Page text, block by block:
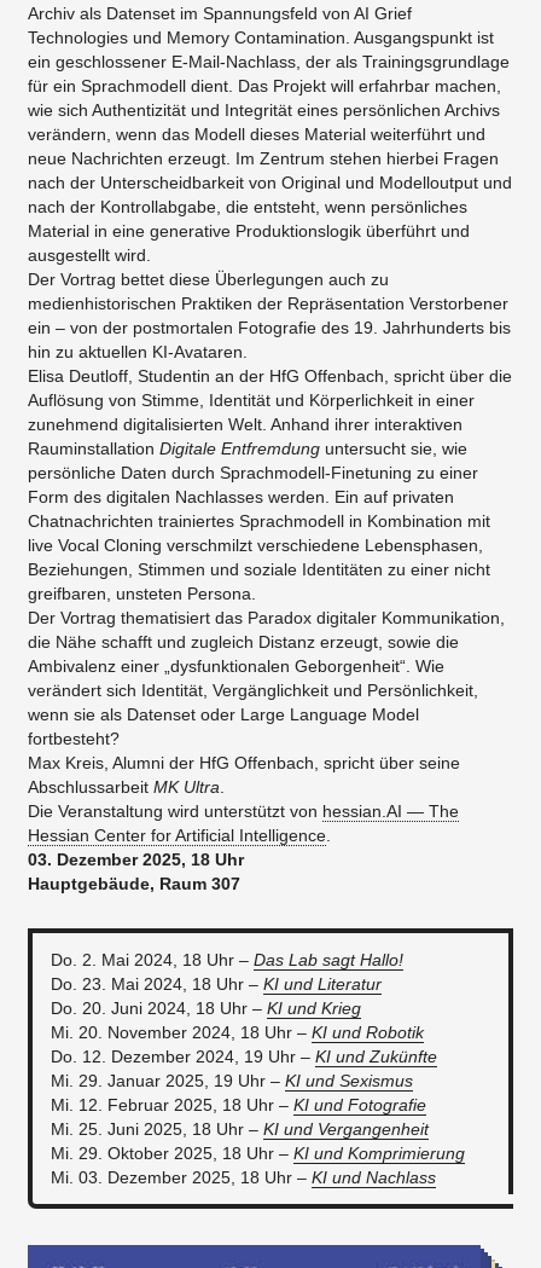
Archiv als Datenset im Spannungsfeld von AI Grief
Technologies und Memory Contamination. Ausgangspunkt ist
ein geschlossener E-Mail-Nachlass, der als Trainingsgrundlage
für ein Sprachmodell dient. Das Projekt will erfahrbar machen,
wie sich Authentizität und Integrität eines persönlichen Archivs
verändern, wenn das Modell dieses Material weiterführt und
neue Nachrichten erzeugt. Im Zentrum stehen hierbei Fragen
nach der Unterscheidbarkeit von Original und Modelloutput und
nach der Kontrollabgabe, die entsteht, wenn persönliches
Material in eine generative Produktionslogik überführt und
ausgestellt wird.
Der Vortrag bettet diese Überlegungen auch zu
medienhistorischen Praktiken der Repräsentation Verstorbener
ein – von der postmortalen Fotografie des 19. Jahrhunderts bis
hin zu aktuellen KI-Avataren.
Elisa Deutloff, Studentin an der HfG Offenbach, spricht über die
Auflösung von Stimme, Identität und Körperlichkeit in einer
zunehmend digitalisierten Welt. Anhand ihrer interaktiven
Rauminstallation Digitale Entfremdung untersucht sie, wie
persönliche Daten durch Sprachmodell-Finetuning zu einer
Form des digitalen Nachlasses werden. Ein auf privaten
Chatnachrichten trainiertes Sprachmodell in Kombination mit
live Vocal Cloning verschmilzt verschiedene Lebensphasen,
Beziehungen, Stimmen und soziale Identitäten zu einer nicht
greifbaren, unsteten Persona.
Der Vortrag thematisiert das Paradox digitaler Kommunikation,
die Nähe schafft und zugleich Distanz erzeugt, sowie die
Ambivalenz einer „dysfunktionalen Geborgenheit“. Wie
verändert sich Identität, Vergänglichkeit und Persönlichkeit,
wenn sie als Datenset oder Large Language Model
fortbesteht?
Max Kreis, Alumni der HfG Offenbach, spricht über seine
Abschlussarbeit MK Ultra
Die Veranstaltung wird unterstützt von hessian.AI — The
Hessian Center for Artificial Intelligence
03. Dezember 2025, 18 Uhr
Hauptgebäude, Raum 307
Do. 2. Mai 2024, 18 Uhr – Das Lab sagt Hallo!
Do. 23. Mai 2024, 18 Uhr – KI und Literatur
Do. 20. Juni 2024, 18 Uhr – KI und Krieg
Mi. 20. November 2024, 18 Uhr – KI und Robotik
Do. 12. Dezember 2024, 19 Uhr – KI und Zukünfte
Mi. 29. Januar 2025, 19 Uhr – KI und Sexismus
Mi. 12. Februar 2025, 18 Uhr – KI und Fotografie
Mi. 25. Juni 2025, 18 Uhr – KI und Vergangenheit
Mi. 29. Oktober 2025, 18 Uhr – KI und Komprimierung
Mi. 03. Dezember 2025, 18 Uhr – KI und Nachlass